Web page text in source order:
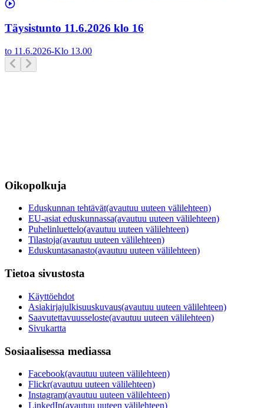
Täysistunto 11.6.2026 klo 16
to 11.6.2026-Klo 13.00
Oikopolkuja
Eduskunnan tehtävät(avautuu uuteen välilehteen)
EU-asiat eduskunnassa(avautuu uuteen välilehteen)
Puhelinluettelo(avautuu uuteen välilehteen)
Tilastoja(avautuu uuteen välilehteen)
Eduskuntasanasto(avautuu uuteen välilehteen)
Tietoa sivustosta
Käyttöehdot
Asiakirjajulkisuuskuvaus(avautuu uuteen välilehteen)
Saavutettavuusseloste(avautuu uuteen välilehteen)
Sivukartta
Sosiaalisessa mediassa
Facebook(avautuu uuteen välilehteen)
Flickr(avautuu uuteen välilehteen)
Instagram(avautuu uuteen välilehteen)
LinkedIn(avautuu uuteen välilehteen)